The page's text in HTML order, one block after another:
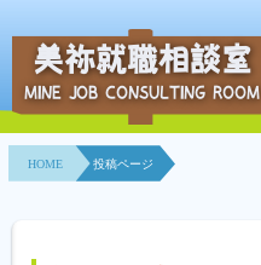
HOME
事業所紹介
美祢就職相談室
MINE JOB CONSULTING ROOM
HOME 投稿ページ